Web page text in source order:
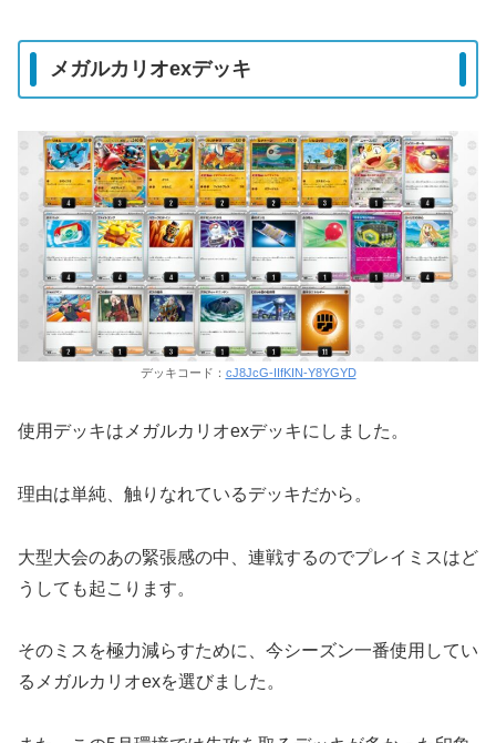
メガルカリオexデッキ
デッキコード： cJ8JcG-IIfKIN-Y8YGYD
使用デッキはメガルカリオexデッキにしました。
理由は単純、触りなれているデッキだから。
大型大会のあの緊張感の中、連戦するのでプレイミスはど
うしても起こります。
そのミスを極力減らすために、今シーズン一番使用してい
るメガルカリオexを選びました。